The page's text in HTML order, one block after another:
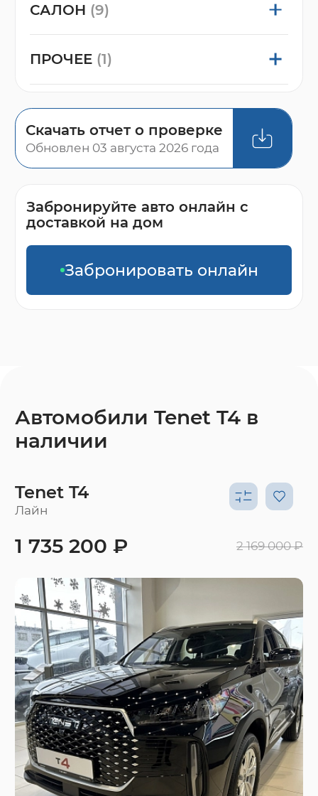
САЛОН (9)
ПРОЧЕЕ (1)
Скачать отчет о проверке
Обновлен 03 августа 2026 года
Забронируйте авто онлайн с
доставкой на дом
Забронировать онлайн
Автомобили Tenet T4 в
наличии
Tenet T4
Лайн
1 735 200 ₽ 2 169 000 ₽